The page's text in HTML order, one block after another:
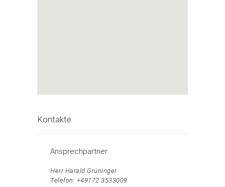
Kontakte
Ansprechpartner
Herr Harald Grüninger
Telefon: +49172 3533009